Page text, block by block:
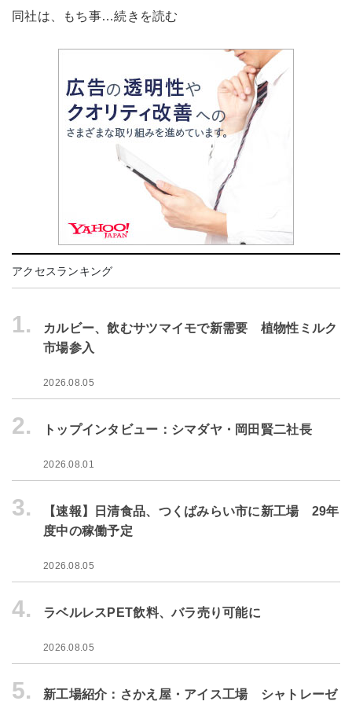
同社は、もち事…続きを読む
アクセスランキング
1.
カルビー、飲むサツマイモで新需要 植物性ミルク
市場参入
2026.08.05
2. トップインタビュー：シマダヤ・岡田賢二社長
2026.08.01
3.
【速報】日清食品、つくばみらい市に新工場 29年
度中の稼働予定
2026.08.05
4. ラベルレスPET飲料、バラ売り可能に
2026.08.05
5. 新工場紹介：さかえ屋・アイス工場 シャトレーゼ